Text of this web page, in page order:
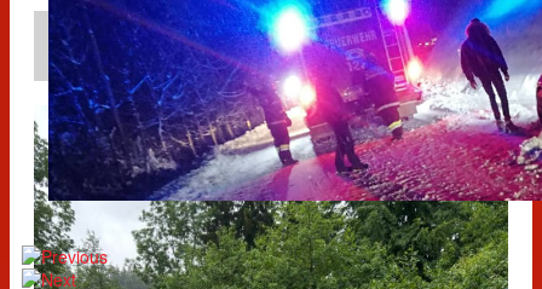
Berichte